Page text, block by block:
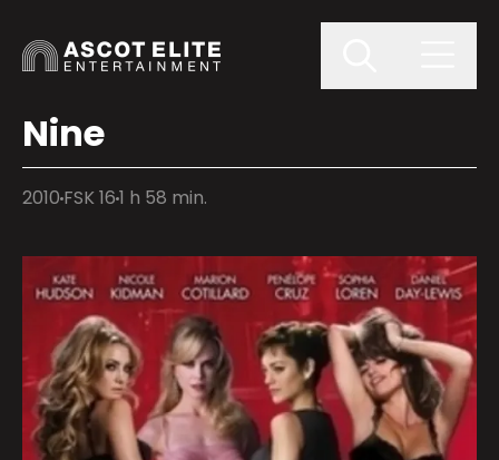
Nine
2010 FSK 161 h 58 min.